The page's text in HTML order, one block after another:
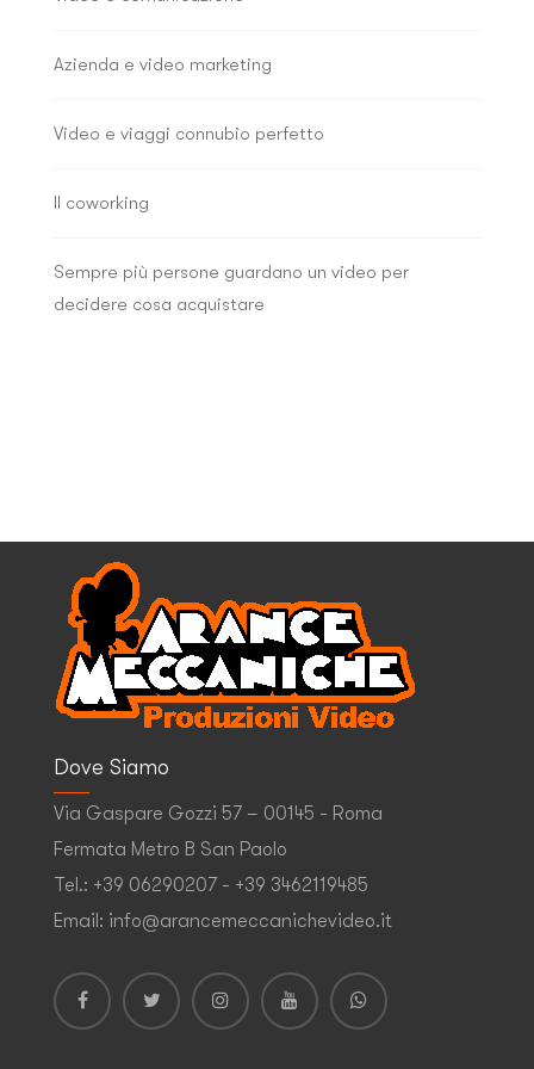
Azienda e video marketing
Video e viaggi connubio perfetto
Il coworking
Sempre più persone guardano un video per
decidere cosa acquistare
Dove Siamo
Via Gaspare Gozzi 57 – 00145 - Roma
Fermata Metro B San Paolo
Tel.: +39 06290207 - +39 3462119485
Email: info@arancemeccanichevideo.it